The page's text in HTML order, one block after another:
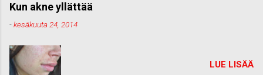
Kun akne yllättää
-kesäkuuta 24, 2014
LUE LISÄÄ